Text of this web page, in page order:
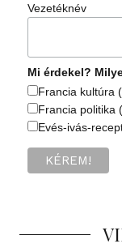
Vezetéknév
Mi érdekel?
Francia kultúra
Francia politika
Evés-ivás-